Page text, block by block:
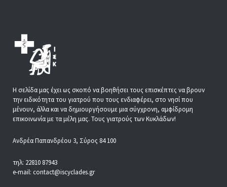
Η σελίδα μας έχει ως σκοπό να βοηθήσει τους επισκέπτες να βρουν
την ειδικότητα του γιατρού που τους ενδιαφέρει, στο νησί που
μένουν, άλλα και να δημιουργήσουμε μια σύγχρονη, αμφίδρομη
επικοινωνία με τα μέλη μας. Τους γιατρούς των Κυκλάδων!
Ανδρέα Παπανδρέου 3, Σύρος 84 100
τηλ: 22810 87943
e-mail: contact@iscyclades.gr